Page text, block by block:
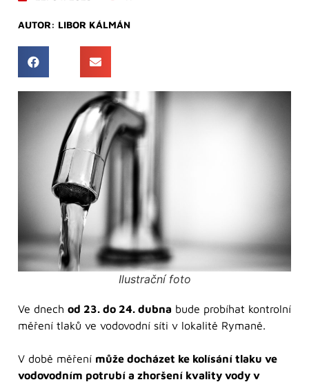
AUTOR: LIBOR KÁLMÁN
Ilustrační foto
Ve dnech od 23. do 24. dubna bude probíhat kontrolní
měření tlaků ve vodovodní síti v lokalitě Rymaně.
V době měření může docházet ke kolísání tlaku ve
vodovodním potrubí a zhoršení kvality vody v